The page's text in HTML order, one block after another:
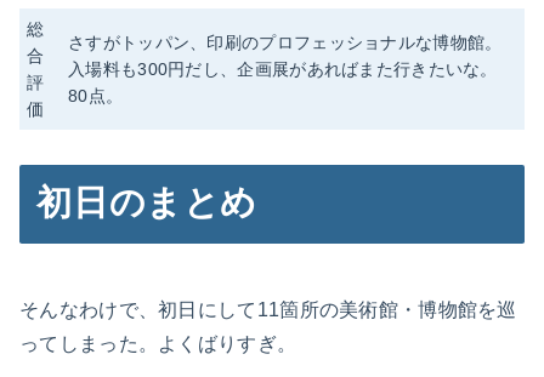
総
合
評
価
さすがトッパン、印刷のプロフェッショナルな博物館。
入場料も300円だし、企画展があればまた行きたいな。
80点。
初日のまとめ
そんなわけで、初日にして11箇所の美術館・博物館を巡
ってしまった。よくばりすぎ。